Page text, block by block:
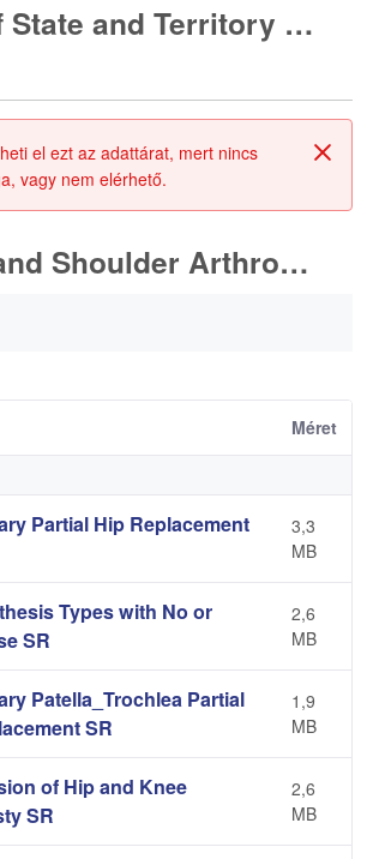
Analysis of State and Territory Health Data
el ezt az adattárat, mert nincs
vagy nem elérhető.
Hip, Knee and Shoulder Arthroplasty
Méret
Partial Hip Replacement
3,3
MB
Types with No or
SR
2,6
MB
Patella_Trochlea Partial
SR
1,9
MB
of Hip and Knee
SR
2,6
MB